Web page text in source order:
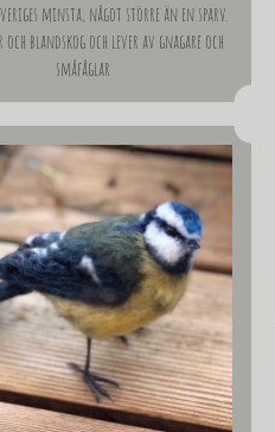
minsta, något större än en sparv.
och blandskog och lever av gnagare och
småfåglar